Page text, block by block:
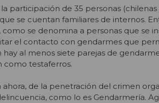
participación de 35 personas (chilenas
se cuentan familiares de internos.
como se denomina a personas que se
el contacto con gendarmes que
al menos siete parejas de
como testaferros.
ahora, de la penetración del crimen
como lo es Gendarmería.